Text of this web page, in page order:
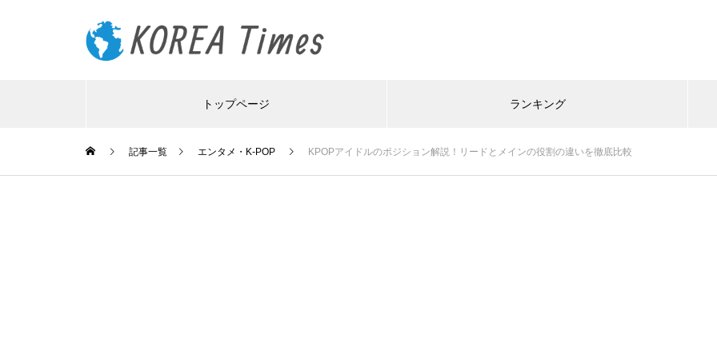
トップページ ランキング
記事一覧 エンタメ・K-POP KPOPアイドルのポジション解説！リードとメインの役割の違いを徹底比較